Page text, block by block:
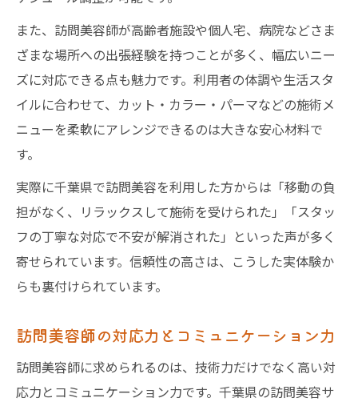
また、訪問美容師が高齢者施設や個人宅、病院などさま
ざまな場所への出張経験を持つことが多く、幅広いニー
ズに対応できる点も魅力です。利用者の体調や生活スタ
イルに合わせて、カット・カラー・パーマなどの施術メ
ニューを柔軟にアレンジできるのは大きな安心材料で
す。
実際に千葉県で訪問美容を利用した方からは「移動の負
担がなく、リラックスして施術を受けられた」「スタッ
フの丁寧な対応で不安が解消された」といった声が多く
寄せられています。信頼性の高さは、こうした実体験か
らも裏付けられています。
訪問美容師の対応力とコミュニケーション力
訪問美容師に求められるのは、技術力だけでなく高い対
応力とコミュニケーション力です。千葉県の訪問美容サ